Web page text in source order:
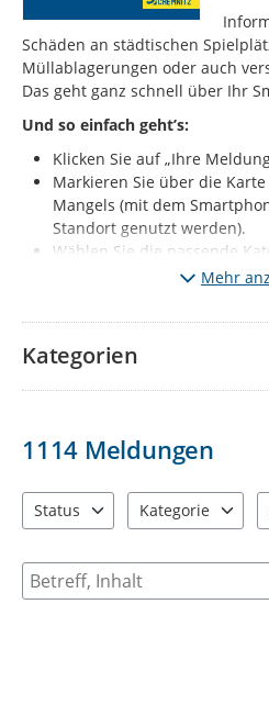
Schäden an städtischen
Müllablagerungen oder auch
Das geht ganz schnell über Ihr
Und so einfach geht’s:
Klicken Sie auf „Ihre
Markieren Sie über die
Mangels (mit dem
Standort genutzt werden).
Wählen Sie die passende
kurz den Mangel. Fügen Sie
Klicken Sie auf „Meldung
nach redaktioneller
täglich, Mo-Fr, außer
jeweils zuständige
Melden Sie bitte nur solche
anderes Problem entdeckt?
bitte über die
Falls Sie Ihrer Meldung
ihrer Meldung öffentlich
Mehr
Kategorien
1114 Meldungen
Status
Kategorie
Suche nach Meldungen und